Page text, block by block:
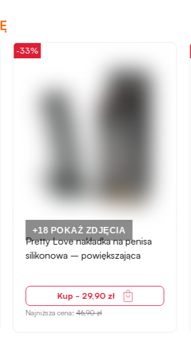
+18 POKAŻ ZDJĘCIA
strap-on silikonowy –
regulowana uprząż, tęczowy
Kup - 143,90 zł
Najniższa cena: